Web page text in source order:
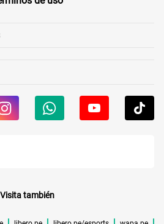
Visita también